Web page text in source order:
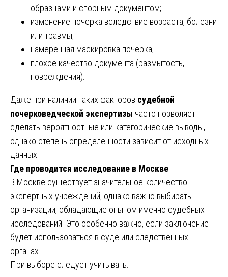
образцами и спорным документом;
изменение почерка вследствие возраста, болезни
или травмы;
намеренная маскировка почерка;
плохое качество документа (размытость,
повреждения).
Даже при наличии таких факторов судебной
почерковедческой экспертизы часто позволяет
сделать вероятностные или категорические выводы,
однако степень определенности зависит от исходных
данных.
Где проводится исследование в Москве
В Москве существует значительное количество
экспертных учреждений, однако важно выбирать
организации, обладающие опытом именно судебных
исследований. Это особенно важно, если заключение
будет использоваться в суде или следственных
органах.
При выборе следует учитывать: